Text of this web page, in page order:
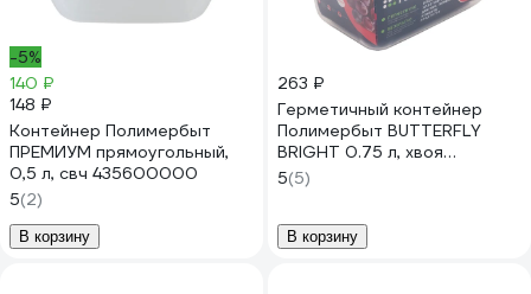
-5%
140 ₽
148 ₽
Контейнер Полимербыт
ПРЕМИУМ прямоугольный,
0,5 л, свч 435600000
5(2)
В корзину
263 ₽
Герметичный контейнер
Полимербыт BUTTERFLY
BRIGHT 0.75 л, хвоя
437827800
5(5)
В корзину